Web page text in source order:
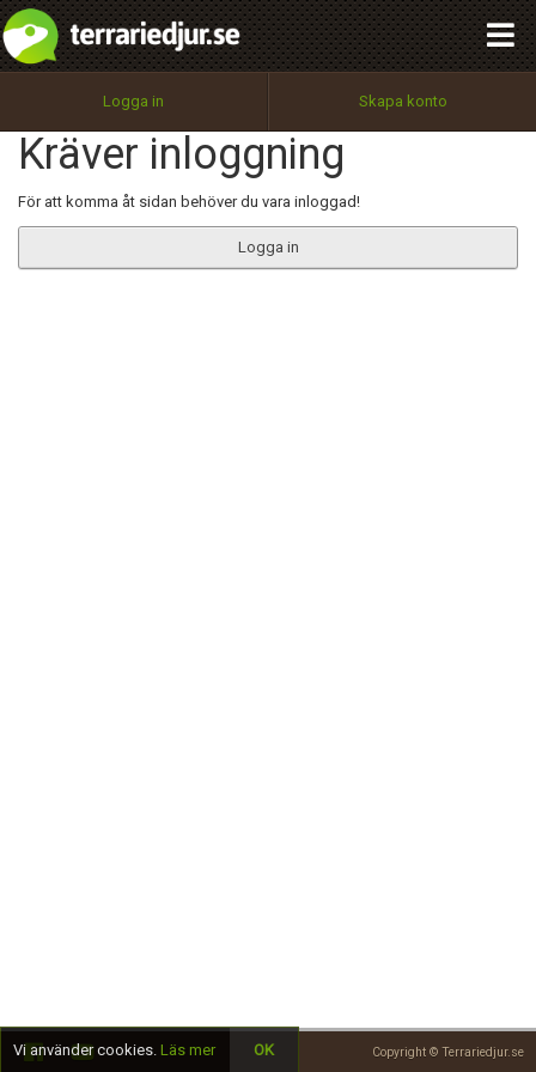
Logga in Skapa konto
Kräver inloggning
För att komma åt sidan behöver du vara inloggad!
Logga in
Copyright © Terrariedjur.se
Utför
100%
OK
integritetspolicy
Namn:
Epost:
Begär nytt lösenord
Tillbaka till förstasidan
Vi använder cookies. Läs mer OK